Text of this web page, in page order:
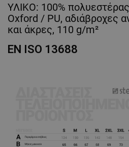
ΥΛΙΚΟ: 100%
Oxford / PU, αδιάβροχες
και άκρες, 110 g/m²
EN ISO 13688